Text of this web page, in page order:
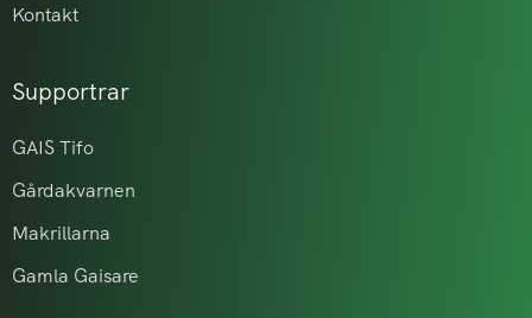
Kontakt
Supportrar
GAIS Tifo
Gårdakvarnen
Makrillarna
Gamla Gaisare